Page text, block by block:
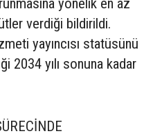
yönelik en az
verdiği bildirildi.
yayıncısı statüsünü
2034 yılı sonuna kadar